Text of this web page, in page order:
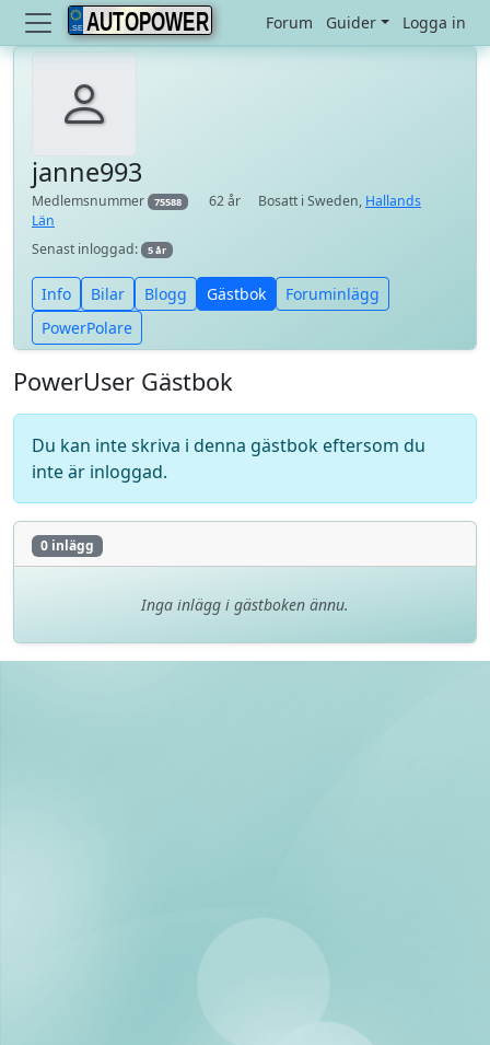
AUTOPOWER Forum Guider Logga in
janne993
Medlemsnummer 75588 62 år Bosatt i Sweden, Hallands
Län
Senast inloggad:
5 år
Info Bilar Blogg Gästbok
Foruminlägg
PowerPolare
PowerUser Gästbok
Du kan inte skriva i denna gästbok eftersom du
inte är inloggad.
0 inlägg
Inga inlägg i gästboken ännu.